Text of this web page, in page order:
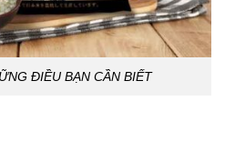
ĐIỀU BẠN CẦN BIẾT